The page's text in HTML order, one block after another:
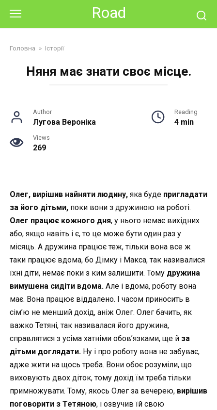
content
Road
Головна » Історії
Няня має знати своє місце.
Author
Лугова Вероніка
Reading
4 min
Views
269
Олег, вирішив найняти людину, яка буде пригладати
за його дітьми, поки вони з дружиною на роботі.
Олег працює кожного дня, у нього немає вихідних
або, якщо навіть і є, то це може бути один раз у
місяць. А дружина працює теж, тільки вона все ж
таки працює вдома, бо Дімку і Макса, так називалися
їхні діти, немає поки з ким залишити. Тому дружина
вимушена сидіти вдома. Але і вдома, роботу вона
має. Вона працює віддалено. І часом приносить в
сім’ю не менший дохід, аніж Олег. Олег бачить, як
важко Тетяні, так називалася його дружина,
справлятися з усіма хатніми обов’язками, ще й за
дітьми доглядати. Ну і про роботу вона не забуває,
адже жити на щось треба. Вони обоє розуміли, що
виховують двох діток, тому дохід їм треба тільки
примножувати. Тому, якось Олег за вечерею, вирішив
поговорити з Тетяною, і озвучив їй свою